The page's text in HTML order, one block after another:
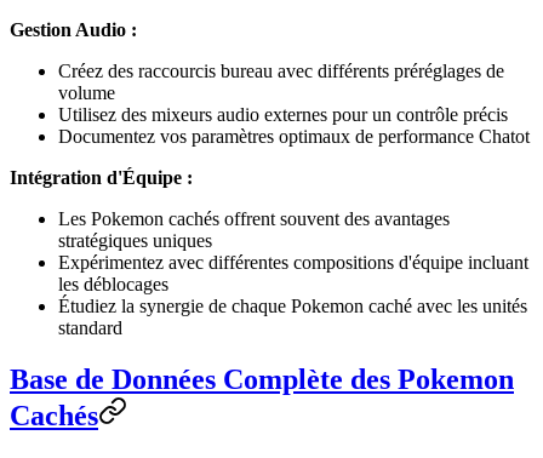
Gestion Audio :
Créez des raccourcis bureau avec différents préréglages de
volume
Utilisez des mixeurs audio externes pour un contrôle précis
Documentez vos paramètres optimaux de performance Chatot
Intégration d'Équipe :
Les Pokemon cachés offrent souvent des avantages
stratégiques uniques
Expérimentez avec différentes compositions d'équipe incluant
les déblocages
Étudiez la synergie de chaque Pokemon caché avec les unités
standard
Base de Données Complète des Pokemon
Cachés